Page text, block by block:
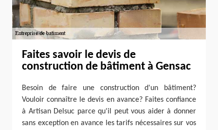
Faites savoir le devis de
construction de bâtiment à Gensac
Besoin de faire une construction d'un bâtiment?
Vouloir connaître le devis en avance? Faites confiance
à Artisan Delsuc parce qu'il peut vous aider à donner
sans exception en avance les tarifs nécessaires sur vos